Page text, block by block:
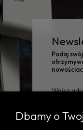
Podaj
polityką
Dbamy o